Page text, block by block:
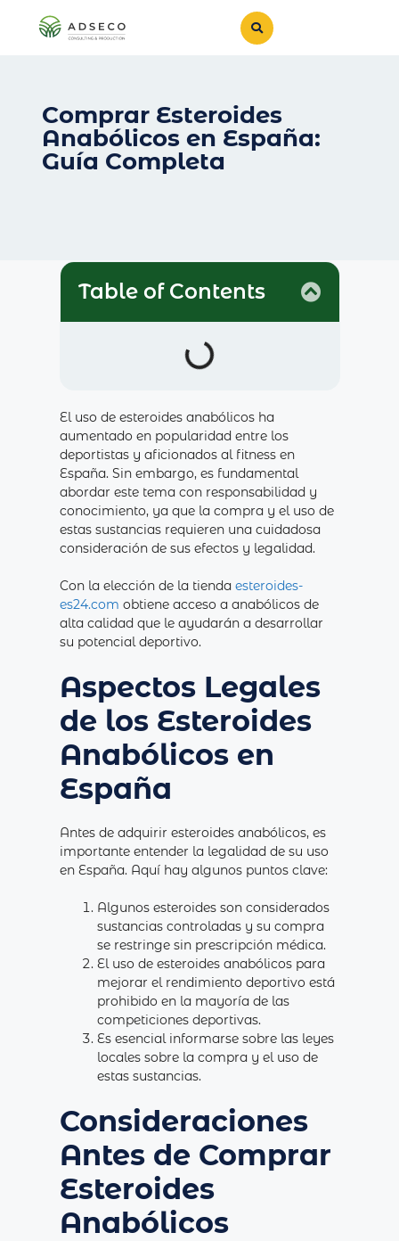
Comprar Esteroides
Anabólicos en España:
Guía Completa
Table of Contents
El uso de esteroides anabólicos ha
aumentado en popularidad entre los
deportistas y aficionados al fitness en
España. Sin embargo, es fundamental
abordar este tema con responsabilidad y
conocimiento, ya que la compra y el uso de
estas sustancias requieren una cuidadosa
consideración de sus efectos y legalidad.
Con la elección de la tienda esteroides-
es24.com obtiene acceso a anabólicos de
alta calidad que le ayudarán a desarrollar
su potencial deportivo.
Aspectos Legales
de los Esteroides
Anabólicos en
España
Antes de adquirir esteroides anabólicos, es
importante entender la legalidad de su uso
en España. Aquí hay algunos puntos clave:
Algunos esteroides son considerados
sustancias controladas y su compra
se restringe sin prescripción médica.
El uso de esteroides anabólicos para
mejorar el rendimiento deportivo está
prohibido en la mayoría de las
competiciones deportivas.
Es esencial informarse sobre las leyes
locales sobre la compra y el uso de
estas sustancias.
Consideraciones
Antes de Comprar
Esteroides
Anabólicos